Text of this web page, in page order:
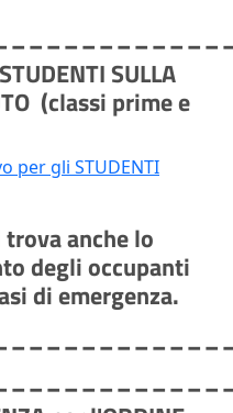
SULLA
(classi prime e
per gli STUDENTI
anche lo
degli occupanti
di emergenza.